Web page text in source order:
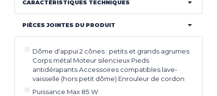
CARACTÉRISTIQUES TECHNIQUES
PIÈCES JOINTES DU PRODUIT
Dôme d'appui 2 cônes : petits et grands agrumes
Corps métal Moteur silencieux Pieds
antidérapants Accessoires compatibles lave-
vaisselle (hors petit dôme) Enrouleur de cordon
Puissance Max 85 W